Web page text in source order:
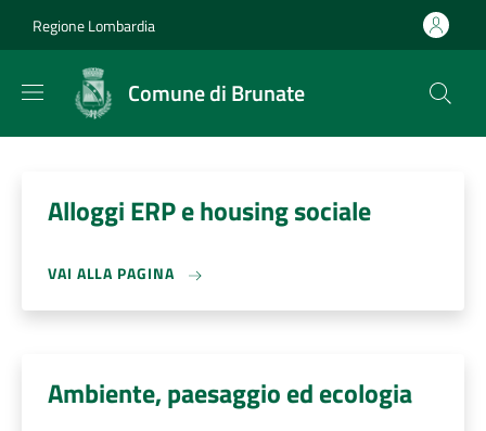
Regione Lombardia
Comune di Brunate
Alloggi ERP e housing sociale
VAI ALLA PAGINA
Ambiente, paesaggio ed ecologia